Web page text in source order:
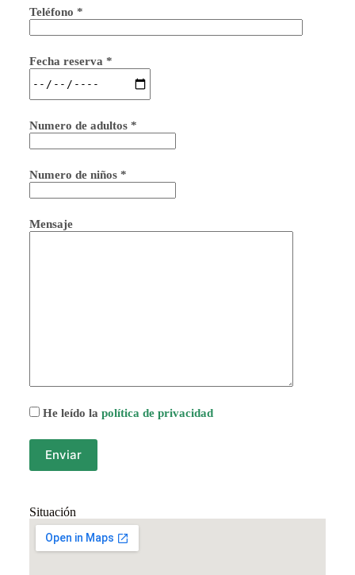
Teléfono *
Fecha reserva *
Numero de adultos *
Numero de niños *
Mensaje
He leído la política de privacidad
Situación